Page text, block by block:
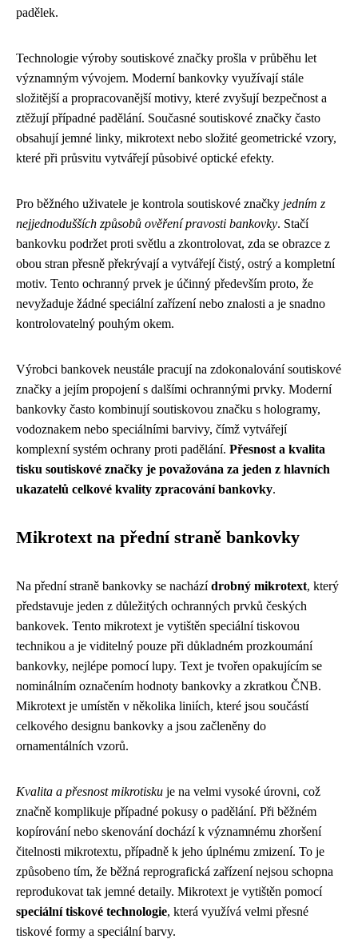
padělek.
Technologie výroby soutiskové značky prošla v průběhu let
významným vývojem. Moderní bankovky využívají stále
složitější a propracovanější motivy, které zvyšují bezpečnost a
ztěžují případné padělání. Současné soutiskové značky často
obsahují jemné linky, mikrotext nebo složité geometrické vzory,
které při průsvitu vytvářejí působivé optické efekty.
Pro běžného uživatele je kontrola soutiskové značky jedním z
nejjednodušších způsobů ověření pravosti bankovky. Stačí
bankovku podržet proti světlu a zkontrolovat, zda se obrazce z
obou stran přesně překrývají a vytvářejí čistý, ostrý a kompletní
motiv. Tento ochranný prvek je účinný především proto, že
nevyžaduje žádné speciální zařízení nebo znalosti a je snadno
kontrolovatelný pouhým okem.
Výrobci bankovek neustále pracují na zdokonalování soutiskové
značky a jejím propojení s dalšími ochrannými prvky. Moderní
bankovky často kombinují soutiskovou značku s hologramy,
vodoznakem nebo speciálními barvivy, čímž vytvářejí
komplexní systém ochrany proti padělání. Přesnost a kvalita
tisku soutiskové značky je považována za jeden z hlavních
ukazatelů celkové kvality zpracování bankovky.
Mikrotext na přední straně bankovky
Na přední straně bankovky se nacházídrobný mikrotext, který
představuje jeden z důležitých ochranných prvků českých
bankovek. Tento mikrotext je vytištěn speciální tiskovou
technikou a je viditelný pouze při důkladném prozkoumání
bankovky, nejlépe pomocí lupy. Text je tvořen opakujícím se
nominálním označením hodnoty bankovky a zkratkou ČNB.
Mikrotext je umístěn v několika liniích, které jsou součástí
celkového designu bankovky a jsou začleněny do
ornamentálních vzorů.
Kvalita a přesnost mikrotisku je na velmi vysoké úrovni, což
značně komplikuje případné pokusy o padělání. Při běžném
kopírování nebo skenování dochází k významnému zhoršení
čitelnosti mikrotextu, případně k jeho úplnému zmizení. To je
způsobeno tím, že běžná reprografická zařízení nejsou schopna
reprodukovat tak jemné detaily. Mikrotext je vytištěn pomocí
speciální tiskové technologie, která využívá velmi přesné
tiskové formy a speciální barvy.